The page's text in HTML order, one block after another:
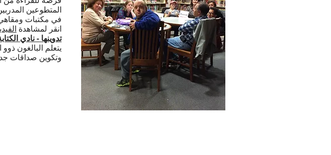
المتطوعين
في مكتبات
انقر لمشاهدة
تدوينها - نادي
يتعلم البالغون
وتكوين صداقات